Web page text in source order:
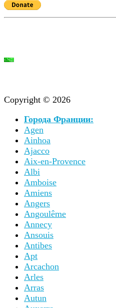
Copyright © 2026
Города Франции:
Agen
Ainhoa
Ajacco
Aix-en-Provence
Albi
Amboise
Amiens
Angers
Angoulême
Annecy
Ansouis
Antibes
Apt
Arcachon
Arles
Arras
Autun